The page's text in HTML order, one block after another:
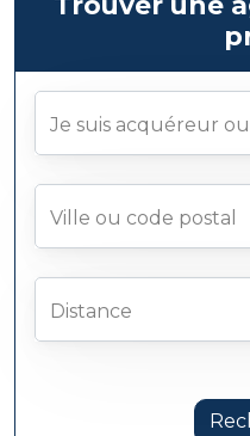
Je suis acquéreur
Ville ou code postal
Distance